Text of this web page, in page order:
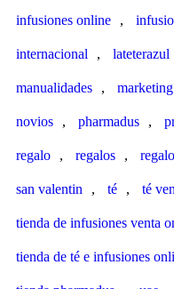
infusiones online ,
internacional , lateterazul
manualidades , marketing
novios , pharmadus ,
regalo , regalos ,
san valentin , té , té
tienda de infusiones venta
tienda de té e infusiones